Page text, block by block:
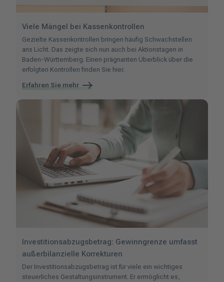
Viele Mängel bei Kassenkontrollen
Gezielte Kassenkontrollen bringen häufig Schwachstellen
ans Licht. Das zeigte sich nun auch bei Aktionstagen in
Baden-Württemberg. Einen prägnanten Überblick über die
erfolgten Kontrollen finden Sie hier.
Erfahren Sie mehr
Investitionsabzugsbetrag: Gewinngrenze umfasst
außerbilanzielle Korrekturen
Der Investitionsabzugsbetrag ist für viele ein wichtiges
steuerliches Gestaltungsinstrument. Er ermöglicht es,